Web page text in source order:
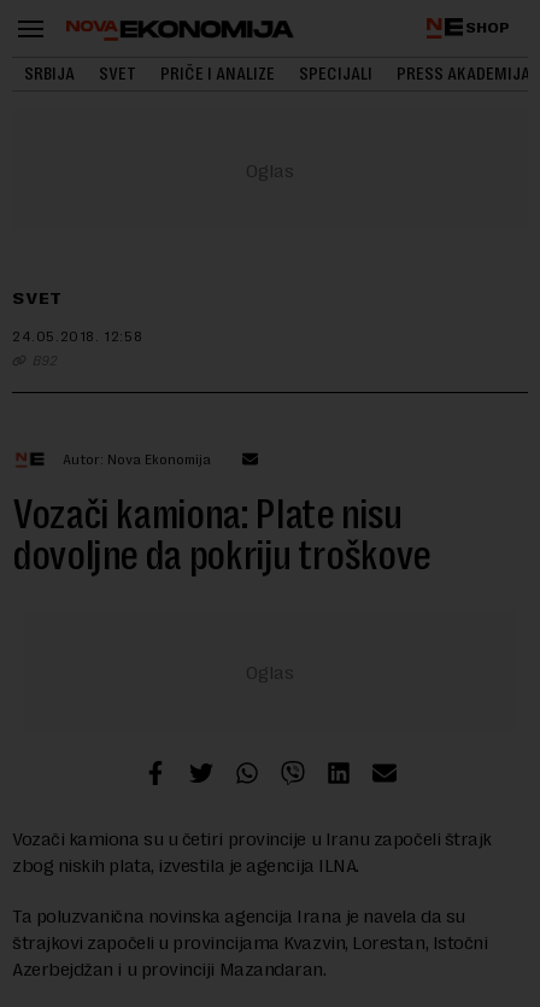
SHOP
SRBIJA SVET PRIČE I ANALIZE SPECIJALI PRESS AKADEMIJA
SVET
24.05.2018. 12:58
B92
Autor: Nova Ekonomija
Vozači kamiona: Plate nisu
dovoljne da pokriju troškove
Vozači kamiona su u četiri provincije u Iranu započeli štrajk
zbog niskih plata, izvestila je agencija ILNA.
Ta poluzvanična novinska agencija Irana je navela da su
štrajkovi započeli u provincijama Kvazvin, Lorestan, Istočni
Azerbejdžan i u provinciji Mazandaran.